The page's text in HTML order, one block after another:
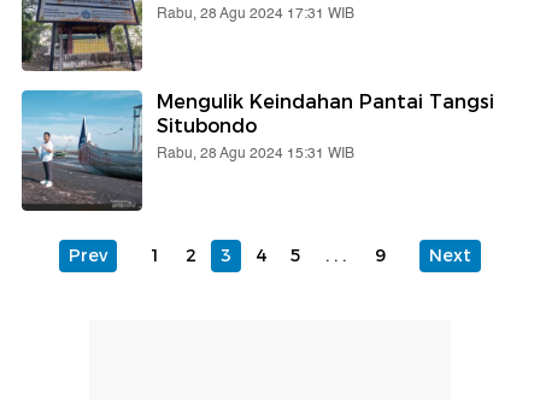
Rabu, 28 Agu 2024 17:31 WIB
Mengulik Keindahan Pantai Tangsi
Situbondo
Rabu, 28 Agu 2024 15:31 WIB
Prev 1 2 3 4 5 ... 9 Next